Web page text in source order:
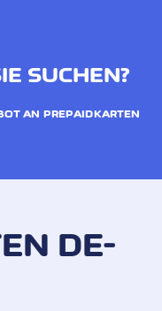
SUCHEN?
AN PREPAIDKARTEN
DE-